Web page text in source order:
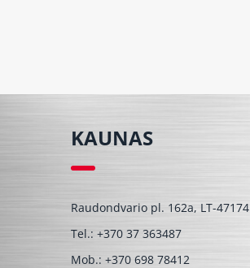
KAUNAS
Raudondvario pl. 162a, LT-47174
Tel.: +370 37 363487
Mob.: +370 698 78412